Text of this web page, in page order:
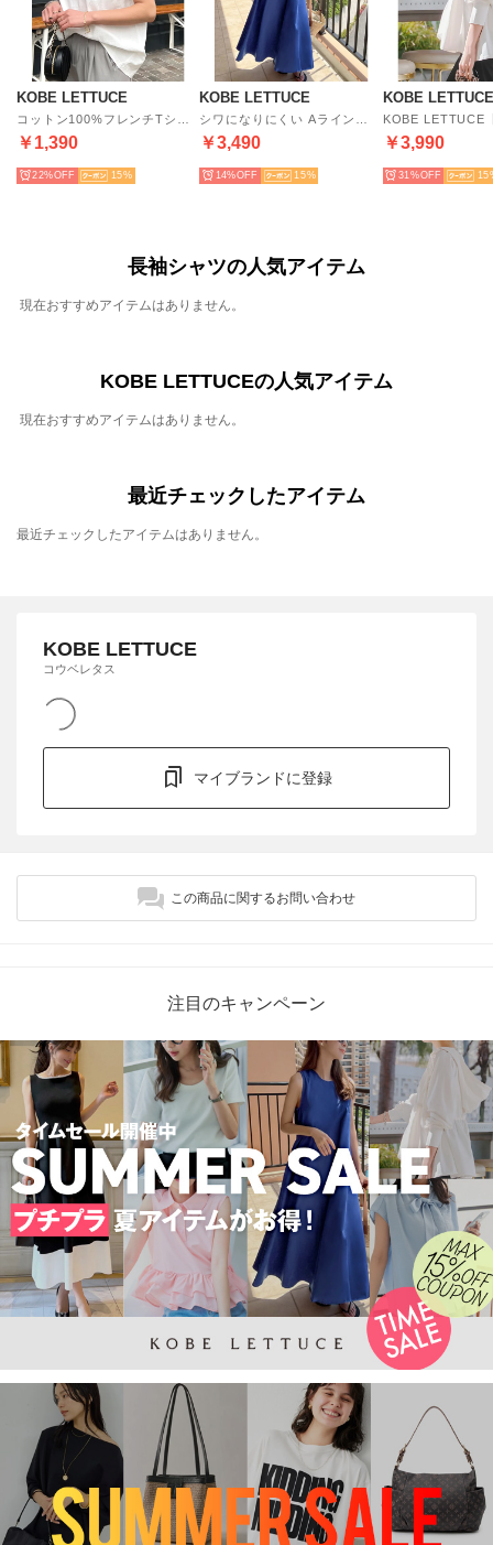
KOBE LETTUCE
￥1,390
22% 15
KOBE LETTUCE
￥3,490
14% 15
KOBE LETTUCE
￥3,990
31% 15
長袖シャツの人気アイテム
現在おすすめアイテムはありません。
KOBE LETTUCEの人気アイテム
現在おすすめアイテムはありません。
最近チェックしたアイテム
最近チェックしたアイテムはありません。
KOBE LETTUCE
コウベレタス
マイブランドに登録
この商品に関するお問い合わせ
注目のキャンペーン